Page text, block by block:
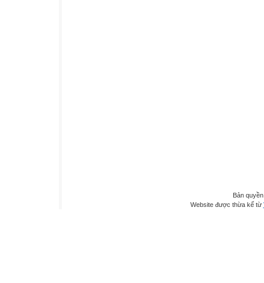
Bản
Website được thừa kế từ